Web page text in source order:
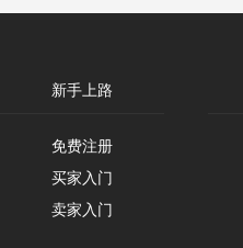
新手上路
免费注册
买家入门
卖家入门